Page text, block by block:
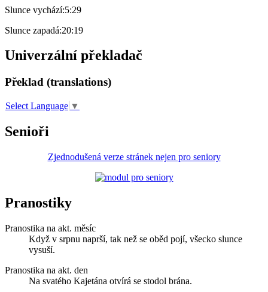
Slunce vychází:5:29
Slunce zapadá:20:19
Univerzální překladač
Překlad (translations)
Select Language ▼
Senioři
Zjednodušená verze stránek nejen pro seniory
Pranostiky
Pranostika na akt. měsíc
Když v srpnu naprší, tak než se oběd pojí, všecko slunce
vysuší.
Pranostika na akt. den
Na svatého Kajetána otvírá se stodol brána.